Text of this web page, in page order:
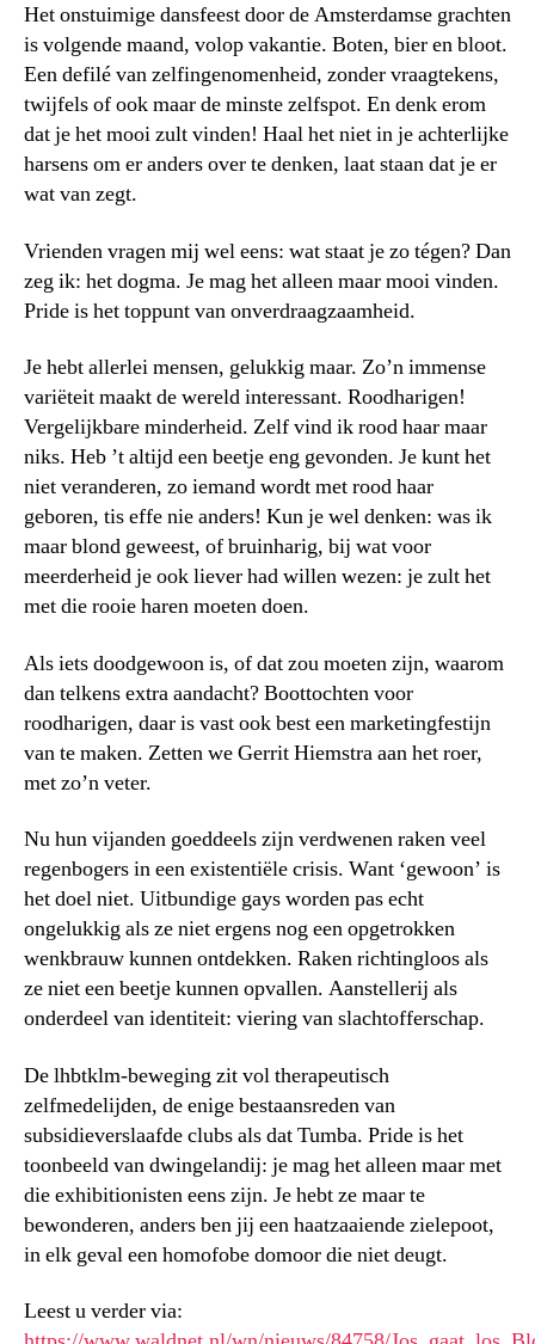
Het onstuimige dansfeest door de Amsterdamse grachten
is volgende maand, volop vakantie. Boten, bier en bloot.
Een defilé van zelfingenomenheid, zonder vraagtekens,
twijfels of ook maar de minste zelfspot. En denk erom
dat je het mooi zult vinden! Haal het niet in je achterlijke
harsens om er anders over te denken, laat staan dat je er
wat van zegt.
Vrienden vragen mij wel eens: wat staat je zo tégen? Dan
zeg ik: het dogma. Je mag het alleen maar mooi vinden.
Pride is het toppunt van onverdraagzaamheid.
Je hebt allerlei mensen, gelukkig maar. Zo’n immense
variëteit maakt de wereld interessant. Roodharigen!
Vergelijkbare minderheid. Zelf vind ik rood haar maar
niks. Heb ’t altijd een beetje eng gevonden. Je kunt het
niet veranderen, zo iemand wordt met rood haar
geboren, tis effe nie anders! Kun je wel denken: was ik
maar blond geweest, of bruinharig, bij wat voor
meerderheid je ook liever had willen wezen: je zult het
met die rooie haren moeten doen.
Als iets doodgewoon is, of dat zou moeten zijn, waarom
dan telkens extra aandacht? Boottochten voor
roodharigen, daar is vast ook best een marketingfestijn
van te maken. Zetten we Gerrit Hiemstra aan het roer,
met zo’n veter.
Nu hun vijanden goeddeels zijn verdwenen raken veel
regenbogers in een existentiële crisis. Want ‘gewoon’ is
het doel niet. Uitbundige gays worden pas echt
ongelukkig als ze niet ergens nog een opgetrokken
wenkbrauw kunnen ontdekken. Raken richtingloos als
ze niet een beetje kunnen opvallen. Aanstellerij als
onderdeel van identiteit: viering van slachtofferschap.
De lhbtklm-beweging zit vol therapeutisch
zelfmedelijden, de enige bestaansreden van
subsidieverslaafde clubs als dat Tumba. Pride is het
toonbeeld van dwingelandij: je mag het alleen maar met
die exhibitionisten eens zijn. Je hebt ze maar te
bewonderen, anders ben jij een haatzaaiende zielepoot,
in elk geval een homofobe domoor die niet deugt.
Leest u verder via: